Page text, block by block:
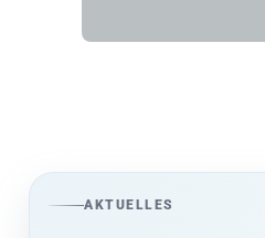
AKTUELLES